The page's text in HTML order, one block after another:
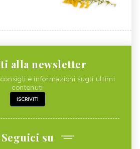
alla newsletter
e informazioni sugli ultimi
contenuti
ISCRIVITI
Seguici su